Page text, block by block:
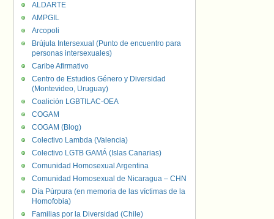
ALDARTE
AMPGIL
Arcopoli
Brújula Intersexual (Punto de encuentro para
personas intersexuales)
Caribe Afirmativo
Centro de Estudios Género y Diversidad
(Montevideo, Uruguay)
Coalición LGBTILAC-OEA
COGAM
COGAM (Blog)
Colectivo Lambda (Valencia)
Colectivo LGTB GAMÁ (Islas Canarias)
Comunidad Homosexual Argentina
Comunidad Homosexual de Nicaragua – CHN
Día Púrpura (en memoria de las víctimas de la
Homofobia)
Familias por la Diversidad (Chile)